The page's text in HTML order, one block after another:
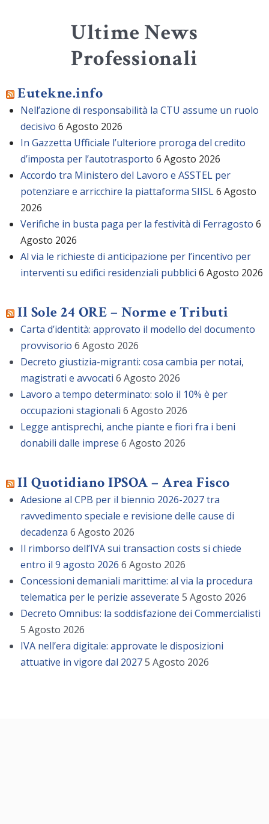
Ultime News
Professionali
Eutekne.info
Nell’azione di responsabilità la CTU assume un ruolo
decisivo 6 Agosto 2026
In Gazzetta Ufficiale l’ulteriore proroga del credito
d’imposta per l’autotrasporto 6 Agosto 2026
Accordo tra Ministero del Lavoro e ASSTEL per
potenziare e arricchire la piattaforma SIISL6 Agosto
2026
Verifiche in busta paga per la festività di Ferragosto 6
Agosto 2026
Al via le richieste di anticipazione per l’incentivo per
interventi su edifici residenziali pubblici 6 Agosto 2026
Il Sole 24 ORE – Norme e Tributi
Carta d’identità: approvato il modello del documento
provvisorio 6 Agosto 2026
Decreto giustizia-migranti: cosa cambia per notai,
magistrati e avvocati 6 Agosto 2026
Lavoro a tempo determinato: solo il 10% è per
occupazioni stagionali 6 Agosto 2026
Legge antisprechi, anche piante e fiori fra i beni
donabili dalle imprese 6 Agosto 2026
Il Quotidiano IPSOA – Area Fisco
Adesione al CPB per il biennio 2026-2027 tra
ravvedimento speciale e revisione delle cause di
decadenza 6 Agosto 2026
Il rimborso dell’IVA sui transaction costs si chiede
entro il 9 agosto 2026 6 Agosto 2026
Concessioni demaniali marittime: al via la procedura
telematica per le perizie asseverate 5 Agosto 2026
Decreto Omnibus: la soddisfazione dei Commercialisti
5 Agosto 2026
IVA nell’era digitale: approvate le disposizioni
attuative in vigore dal 20275 Agosto 2026